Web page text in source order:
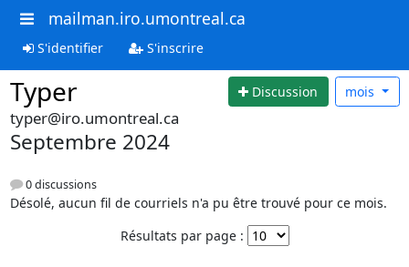
mailman.iro.umontreal.ca
S'identifier S'inscrire
Typer Discussion mois
typer@iro.umontreal.ca
Septembre 2024
0 discussions
Désolé, aucun fil de courriels n'a pu être trouvé pour ce mois.
Résultats par page :